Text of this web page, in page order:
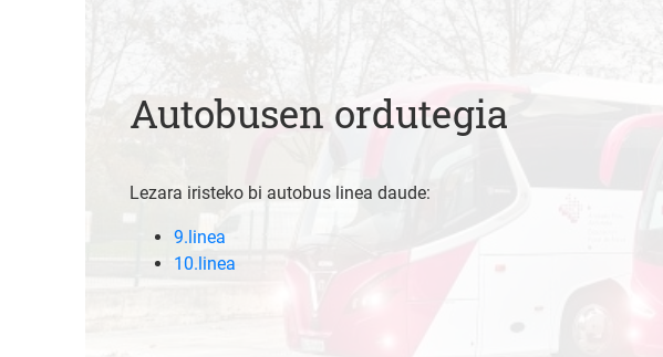
Autobusen ordutegia
Lezara iristeko bi autobus linea daude:
9.linea
10.linea